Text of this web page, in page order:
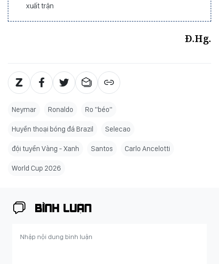
xuất trận
Đ.Hg.
Neymar Ronaldo Ro "béo"
Huyền thoại bóng đá Brazil Selecao
đội tuyển Vàng - Xanh Santos Carlo Ancelotti
World Cup 2026
BÌNH LUẬN